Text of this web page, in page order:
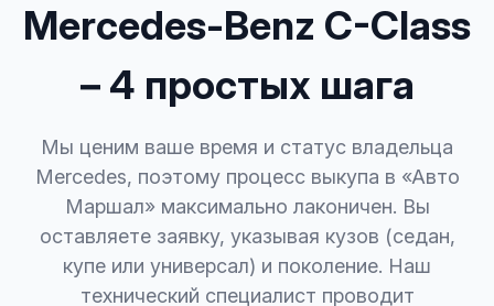
Mercedes-Benz C-Class
– 4 простых шага
Мы ценим ваше время и статус владельца
Mercedes, поэтому процесс выкупа в «Авто
Маршал» максимально лаконичен. Вы
оставляете заявку, указывая кузов (седан,
купе или универсал) и поколение. Наш
технический специалист проводит